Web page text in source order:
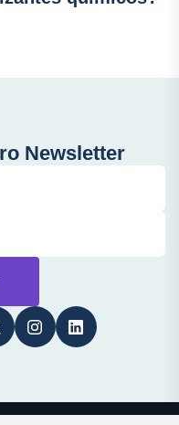
Newsletter